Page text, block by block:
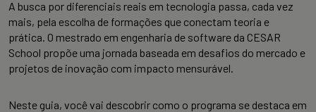
A busca por diferenciais reais em tecnologia passa, cada vez
mais, pela escolha de formações que conectam teoria e
prática. O mestrado em engenharia de software da CESAR
School propõe uma jornada baseada em desafios do mercado e
projetos de inovação com impacto mensurável.
Neste guia, você vai descobrir como o programa se destaca em